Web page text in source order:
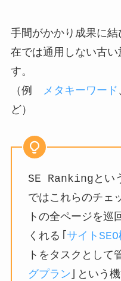
手間がかかり成果に
在では通用しない古
す。
（例
メタキーワード
ど）
SE Rankingとい
ではこれらのチェ
トの全ページを巡
くれる「 サイト
トをタスクとして
グプラン 」という